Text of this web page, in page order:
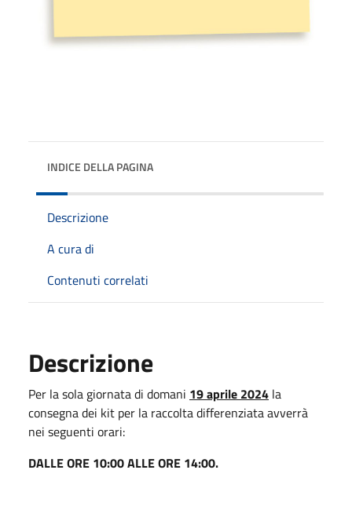
INDICE DELLA PAGINA
Descrizione
A cura di
Contenuti correlati
Descrizione
Per la sola giornata di domani 19 aprile 2024 la
consegna dei kit per la raccolta differenziata avverrà
nei seguenti orari:
DALLE ORE 10:00 ALLE ORE 14:00.